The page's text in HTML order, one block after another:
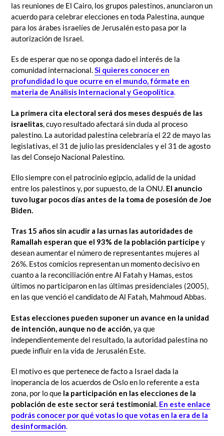
las reuniones de El Cairo, los grupos palestinos, anunciaron un
acuerdo para celebrar elecciones en toda Palestina, aunque
para los árabes israelíes de Jerusalén esto pasa por la
autorización de Israel.
Es de esperar que no se oponga dado el interés de la
comunidad internacional.Si quieres conocer en
profundidad lo que ocurre en el mundo, fórmate en
materia de Análisis Internacional y Geopolítica.
La primera cita electoral será dos meses después de las
israelitas, cuyo resultado afectará sin duda al proceso
palestino. La autoridad palestina celebraría el 22 de mayo las
legislativas, el 31 de julio las presidenciales y el 31 de agosto
las del Consejo Nacional Palestino.
Ello siempre con el patrocinio egipcio, adalid de la unidad
entre los palestinos y, por supuesto, de la ONU. El anuncio
tuvo lugar pocos días antes de la toma de posesión de Joe
Biden.
Tras 15 años sin acudir a las urnas las autoridades de
Ramallah esperan que el 93% de la población participe y
desean aumentar el número de representantes mujeres al
26%. Estos comicios representan un momento decisivo en
cuanto a la reconciliación entre Al Fatah y Hamas, estos
últimos no participaron en las últimas presidenciales (2005),
en las que venció el candidato de Al Fatah, Mahmoud Abbas.
Estas elecciones pueden suponer un avance en la unidad
de intención, aunque no de acción, ya que
independientemente del resultado, la autoridad palestina no
puede influir en la vida de Jerusalén Este.
El motivo es que pertenece de facto a Israel dada la
inoperancia de los acuerdos de Oslo en lo referente a esta
zona, por lo que la participación en las elecciones de la
población de este sector será testimonial. En este enlace
podrás conocer por qué votas lo que votas en la era de la
desinformación.